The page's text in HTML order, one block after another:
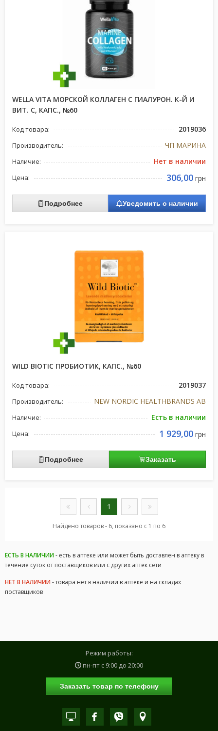
WELLA VITA МОРСКОЙ КОЛЛАГЕН С ГИАЛУРОН. К-Й И
ВИТ. С, КАПС., №60
Код товара: 2019036
Производитель: ЧП МАРИНА
Наличие: Нет в наличии
Цена: 306,00 грн
Подробнее Уведомить о наличии
WILD BIOTIC ПРОБИОТИК, КАПС., №60
Код товара: 2019037
Производитель: NEW NORDIC HEALTHBRANDS AB
Наличие: Есть в наличии
Цена: 1 929,00 грн
Подробнее Заказать
1
Найдено товаров - 6, показано с 1 по 6
ЕСТЬ В НАЛИЧИИ- есть в аптеке или может быть доставлен в аптеку в
течение суток от поставщиков или с других аптек сети
НЕТ В НАЛИЧИИ- товара нет в наличии в аптеке и на складах
поставщиков
Режим работы:
пн-пт с 9:00 до 20:00
Заказать товар по телефону